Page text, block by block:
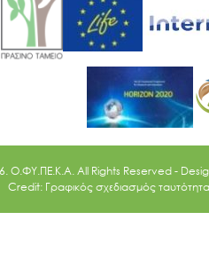
O.ΦΥ.ΠΕ.Κ.Α. All Rights Reserved -
Credit: Γραφικός σχεδιασμός